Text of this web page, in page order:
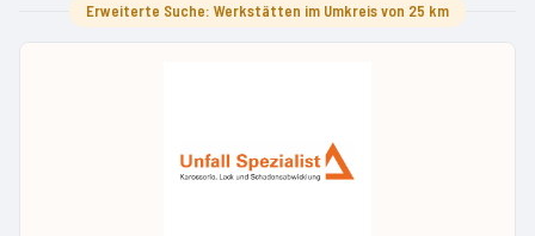
Erweiterte Suche: Werkstätten im Umkreis von 25 km